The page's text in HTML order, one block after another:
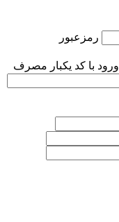
رمزعبور
ورود با کد یکبار مصرف